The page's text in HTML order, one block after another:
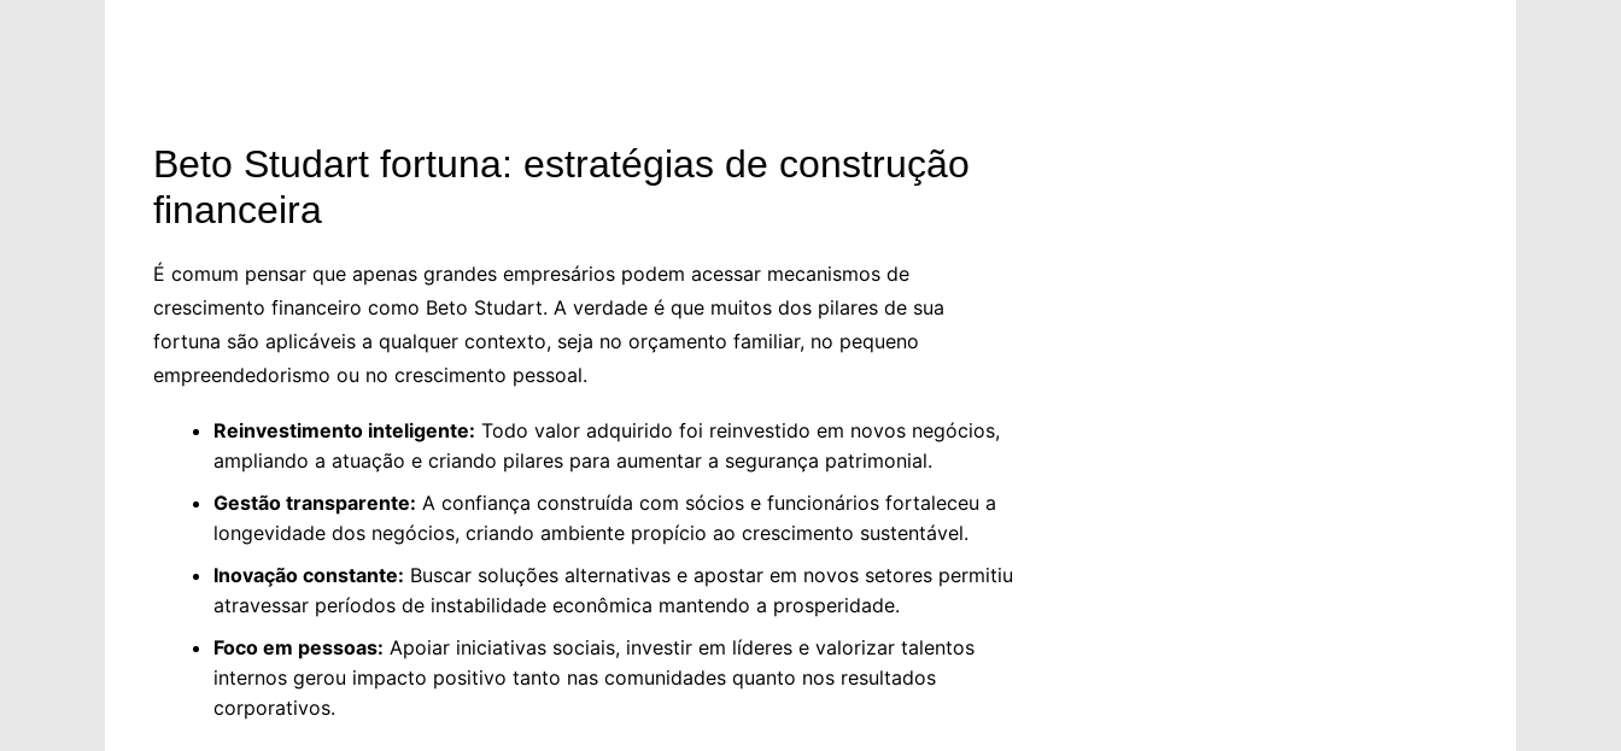
Beto Studart fortuna: estratégias de construção
financeira
É comum pensar que apenas grandes empresários podem acessar mecanismos de
crescimento financeiro como Beto Studart. A verdade é que muitos dos pilares de sua
fortuna são aplicáveis a qualquer contexto, seja no orçamento familiar, no pequeno
empreendedorismo ou no crescimento pessoal.
Reinvestimento inteligente: Todo valor adquirido foi reinvestido em novos negócios,
ampliando a atuação e criando pilares para aumentar a segurança patrimonial.
Gestão transparente: A confiança construída com sócios e funcionários fortaleceu a
longevidade dos negócios, criando ambiente propício ao crescimento sustentável.
Inovação constante: Buscar soluções alternativas e apostar em novos setores permitiu
atravessar períodos de instabilidade econômica mantendo a prosperidade.
Foco em pessoas: Apoiar iniciativas sociais, investir em líderes e valorizar talentos
internos gerou impacto positivo tanto nas comunidades quanto nos resultados
corporativos.